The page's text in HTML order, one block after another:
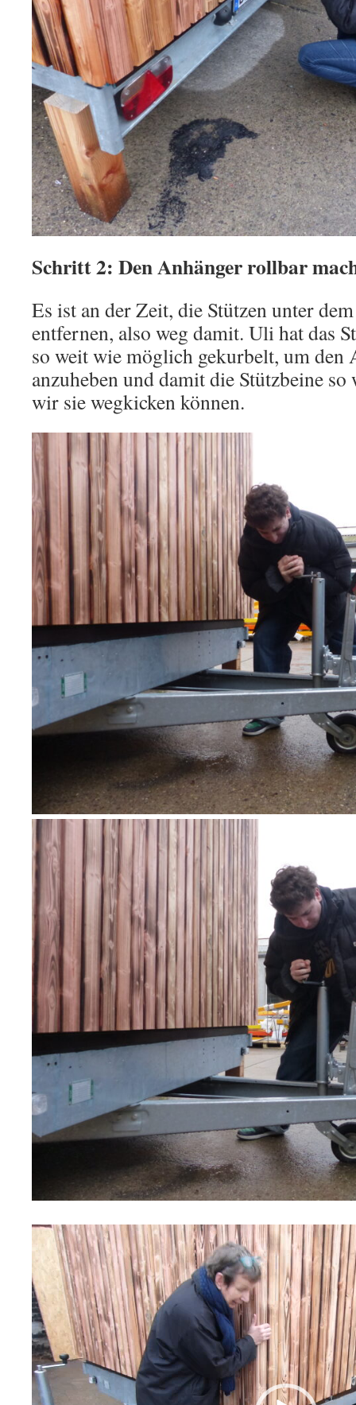
Schritt 2: Den Anhänger rollbar
Es ist an der Zeit, die Stützen unter
entfernen, also weg damit. Uli hat das
so weit wie möglich gekurbelt, um den
anzuheben und damit die Stützbeine so
wir sie wegkicken können.
Video-
Player